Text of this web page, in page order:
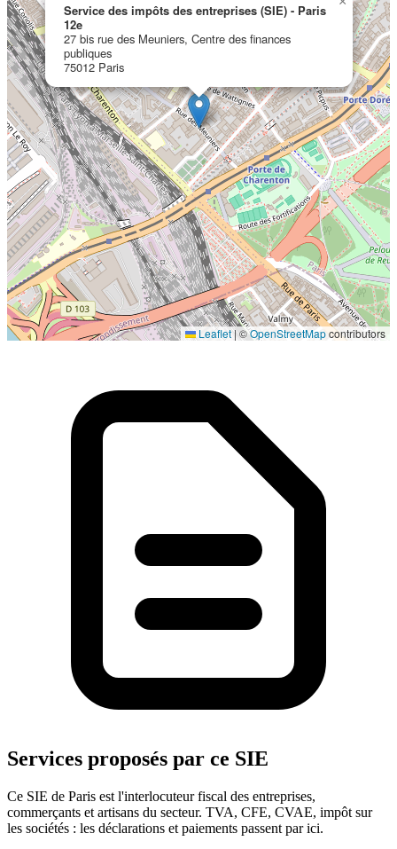
Localisation en cours...
Service des impôts des entreprises (SIE) - Paris
12e
27 bis rue des Meuniers, Centre des finances
publiques
75012 Paris
Leaflet | ©OpenStreetMapcontributors
Services proposés par ce SIE
Ce SIE de Paris est l'interlocuteur fiscal des entreprises,
commerçants et artisans du secteur. TVA, CFE, CVAE, impôt sur
les sociétés : les déclarations et paiements passent par ici.